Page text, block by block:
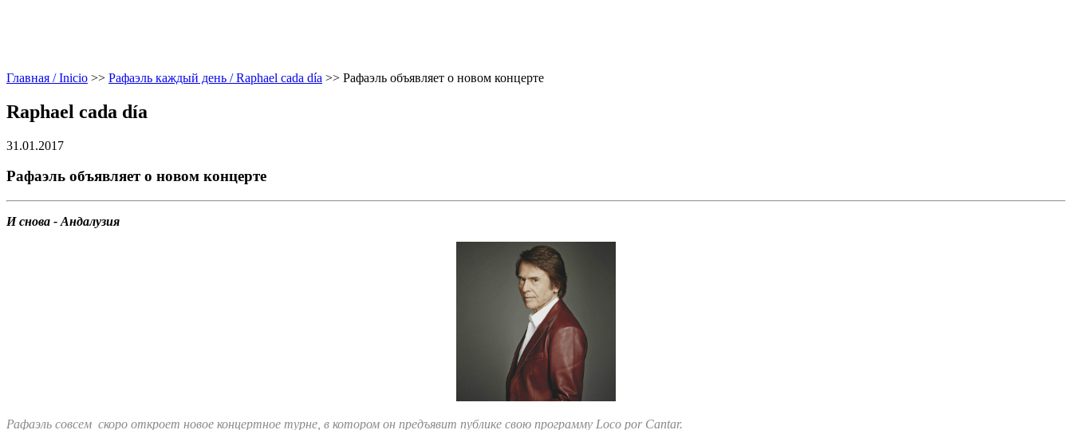
Главная / Inicio >> Рафаэль каждый день / Raphael cada día >> Рафаэль объявляет о новом концерте
Raphael cada día
31.01.2017
Рафаэль объявляет о новом концерте
И снова - Андалузия
Рафаэль совсем скоро откроет новое концертное турне, в котором он предъявит публике свою программу Loco por Cantar.